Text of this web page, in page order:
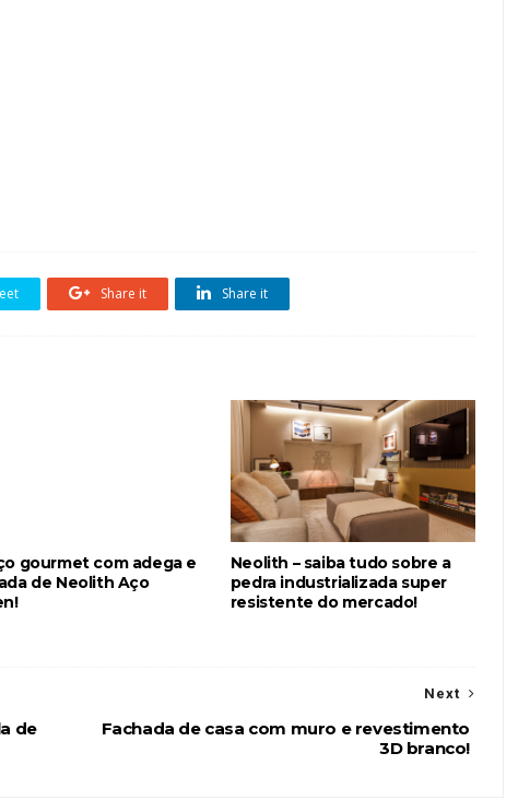
Share it Share it
gourmet com adega e
de Neolith Aço
Neolith – saiba tudo sobre a
pedra industrializada super
resistente do mercado!
Next
Fachada de casa com muro e revestimento
3D branco!
de